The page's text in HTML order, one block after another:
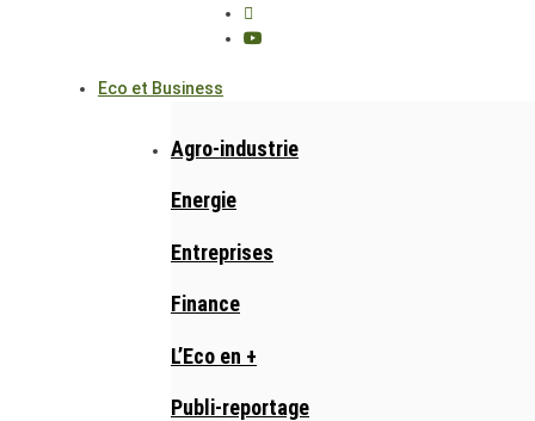
Eco et Business
Agro-industrie
Energie
Entreprises
Finance
L’Eco en +
Publi-reportage